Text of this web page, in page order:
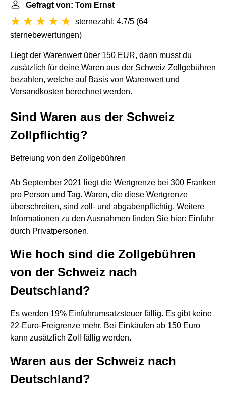
Gefragt von: Tom Ernst
sternezahl: 4.7/5 (64
sternebewertungen)
Liegt der Warenwert über 150 EUR, dann musst du
zusätzlich für deine Waren aus der Schweiz Zollgebühren
bezahlen, welche auf Basis von Warenwert und
Versandkosten berechnet werden.
Sind Waren aus der Schweiz
Zollpflichtig?
Befreiung von den Zollgebühren
Ab September 2021 liegt die Wertgrenze bei 300 Franken
pro Person und Tag. Waren, die diese Wertgrenze
überschreiten, sind zoll- und abgabenpflichtig. Weitere
Informationen zu den Ausnahmen finden Sie hier: Einfuhr
durch Privatpersonen.
Wie hoch sind die Zollgebühren
von der Schweiz nach
Deutschland?
Es werden 19% Einfuhrumsatzsteuer fällig. Es gibt keine
22-Euro-Freigrenze mehr. Bei Einkäufen ab 150 Euro
kann zusätzlich Zoll fällig werden.
Waren aus der Schweiz nach
Deutschland?